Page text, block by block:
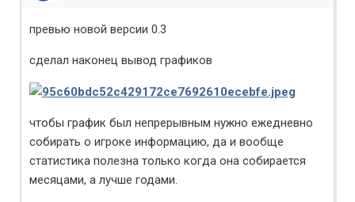
превью новой версии 0.3
сделал наконец вывод графиков
чтобы график был непрерывным нужно ежедневно
собирать о игроке информацию, да и вообще
статистика полезна только когда она собирается
месяцами, а лучше годами.